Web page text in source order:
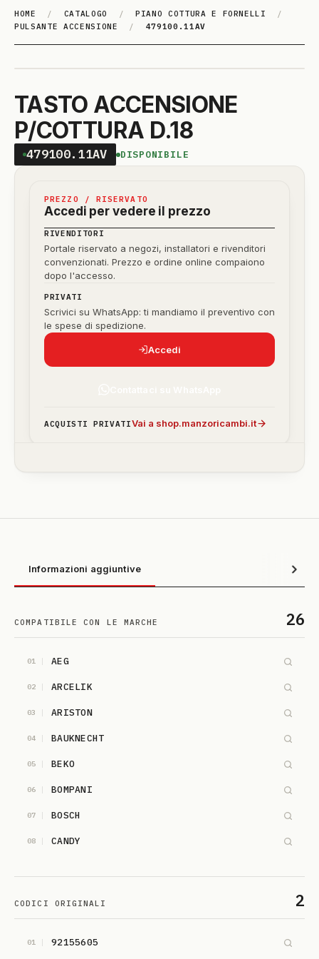
HOME / CATALOGO / PIANO COTTURA E FORNELLI
/
PULSANTE ACCENSIONE
/ 479100.11AV
TASTO ACCENSIONE
P/COTTURA D.18
479100.11AV DISPONIBILE
PREZZO / RISERVATO
Accedi per vedere il prezzo
RIVENDITORI
Portale riservato a negozi, installatori e rivenditori
convenzionati. Prezzo e ordine online compaiono
dopo l'accesso.
PRIVATI
Scrivici su WhatsApp: ti mandiamo il preventivo con
le spese di spedizione.
Accedi
ACQUISTI PRIVATIVai a shop.manzoricambi.it
Informazioni aggiuntive
COMPATIBILE CON LE MARCHE 26
01 AEG
02 ARCELIK
03 ARISTON
04 BAUKNECHT
05 BEKO
06 BOMPANI
07 BOSCH
08 CANDY
11 HOOVER
12 HOTPOINT-ARISTON
CODICI ORIGINALI 2
01 92155605